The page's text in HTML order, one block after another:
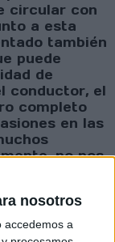
nosotros
accedemos a
circular con
a esta
también
puede
de
conductor, el
completo
en las
no nos
echa